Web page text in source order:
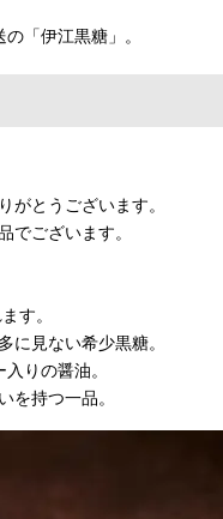
「伊江黒糖」。
とうございます。
でございます。
す。
見ない希少黒糖。
りの醤油。
持つ一品。